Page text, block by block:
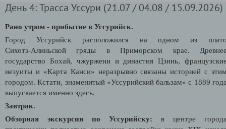
День 4: Трасса Уссури (21.07 / 04.08 / 15.09.2026)
Рано утром - прибытие в Уссурийск.
Город Уссурийск расположился на одном из
Сихотэ‑Алиньской гряды в Приморском крае.
государство Бохай, чжуржени и династия Цзинь,
иезуиты и «Карта Канси» неразрывно связаны историей с
городом. Кстати, знаменитый «Уссурийский бальзам» с 1889
выпускается именно здесь.
Завтрак.
Обзорная экскурсия по Уссурийску: в центре